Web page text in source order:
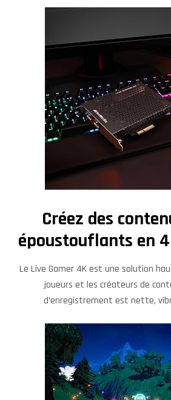
Créez des
époustouflants en
Le Live Gamer 4K est une solution
joueurs et les créateurs de
d’enregistrement est nette,